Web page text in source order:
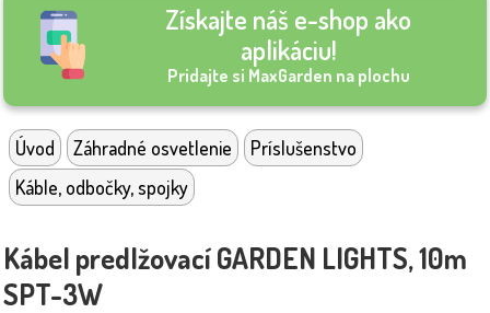
Získajte náš e-shop ako
aplikáciu!
Pridajte si MaxGarden na plochu
Úvod Záhradné osvetlenie
Príslušenstvo
Káble, odbočky, spojky
Kábel predlžovací GARDEN LIGHTS, 10m
SPT-3W